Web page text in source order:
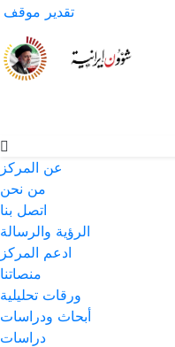
تقدير موقف
عن المركز
من نحن
اتصل بنا
الرؤية والرسالة
ادعم المركز
منصاتنا
ورقات تحليلية
أبحاث ودراسات
دراسات